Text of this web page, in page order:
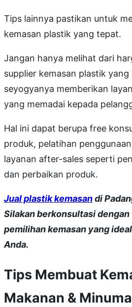
Tips lainnya pastikan untuk
kemasan plastik yang tepat.
Jangan hanya melihat dari
supplier kemasan plastik yang
seyogyanya memberikan
yang memadai kepada
Hal ini dapat berupa free
produk, pelatihan
layanan after-sales seperti
dan perbaikan produk.
Jual plastik kemasandi
Silakan berkonsultasi dengan
pemilihan kemasan yang
Anda.
Tips Membuat
Makanan &